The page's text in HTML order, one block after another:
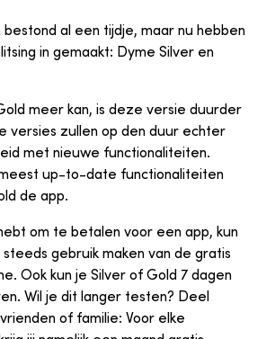
al een tijdje, maar nu hebben
in gemaakt: Dyme Silver en
meer kan, is deze versie duurder
versies zullen op den duur echter
met nieuwe functionaliteiten.
up-to-date functionaliteiten
de app.
om te betalen voor een app, kun
gebruik maken van de gratis
Ook kun je Silver of Gold 7 dagen
Wil je dit langer testen? Deel
of familie: Voor elke